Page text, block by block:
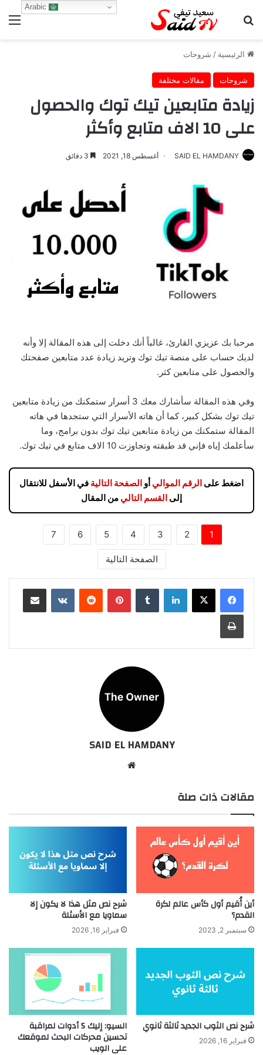
بحث عن
الرئيسية / شروحات
شروحات مقالات مختلفة
زيادة متابعين تيك توك والحصول
على 10 الاف متابع وأكثر
SAID EL HAMDANY أغسطس 18, 2021
مرحبا بك عزيزي القارئ، غالباً أنك دخلت إلى هذه المقالة إلا وأنه
لديك حساب على منصة تيك توك وتريد زيادة عدد متابعين صفحتك
والحصول على متابعين كثر.
وفي هذه المقالة سأشارك معك 3 أسرار ستمكنك من زيادة متابعين
تيك توك بشكل كبير، كما أن هاته الأسرار التي ستجدها في هاته
المقالة ستمكنك من زيادة متابعين تيك توك بدون برامج، وما
سأعلمك إياه فإني قد طبقته وتجاوزت 10 الاف متابع في تيك توك.
اضغط على الرقم الموالي أو الصفحة التالية في الأسفل للانتقال
إلى القسم التالي من المقال
1
2
3
4
5
6
7
الصفحة التالية
لينكدإن بينتيريست مشاركة عبر البريد
طباعة
SAID EL HAMDANY
مقالات ذات صلة
أين أُقيم أول كأس عالم لكرة
القدم؟
سبتمبر 2, 2023
شرح نص مثل هذا لا يكون إلا
سماويا مع الأسئلة
فبراير 16, 2026
شرح نص الثوب الجديد ثالثة ثانوي
فبراير 16, 2026
السيو: إليك 5 أدوات لمراقبة
تحسين محركات البحث لموقعك
على الويب